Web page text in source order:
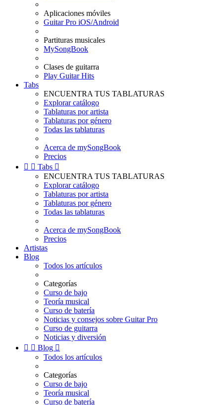
Aplicaciones móviles
Guitar Pro iOS/Android
Partituras musicales
MySongBook
Clases de guitarra
Play Guitar Hits
Tabs
ENCUENTRA TUS TABLATURAS
Explorar catálogo
Tablaturas por artista
Tablaturas por género
Todas las tablaturas
Acerca de mySongBook
Precios
  Tabs 
ENCUENTRA TUS TABLATURAS
Explorar catálogo
Tablaturas por artista
Tablaturas por género
Todas las tablaturas
Acerca de mySongBook
Precios
Artistas
Blog
Todos los artículos
Categorías
Curso de bajo
Teoría musical
Curso de batería
Noticias y consejos sobre Guitar Pro
Curso de guitarra
Noticias y diversión
  Blog 
Todos los artículos
Categorías
Curso de bajo
Teoría musical
Curso de batería